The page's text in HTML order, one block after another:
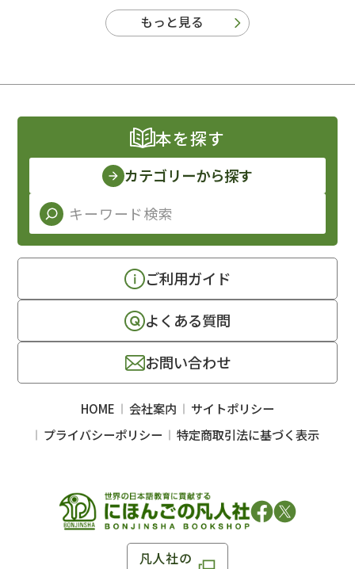
もっと見る
凡人社の
本を探す
カテゴリーから探す
ご利用ガイド
よくある質問
お問い合わせ
HOME 会社案内
サイトポリシー
プライバシーポリシー
特定商取引法に基づく表示